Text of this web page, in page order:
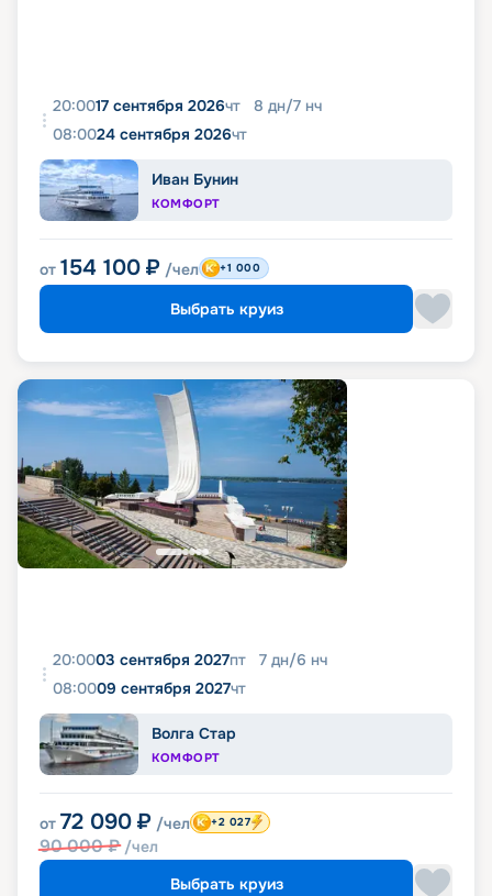
20:0017 сентября 2026чт 8 дн/7 нч
08:0024 сентября 2026чт
Иван Бунин
КОМФОРТ
от 154 100 ₽ /чел +1 000
Выбрать круиз
20:0003 сентября 2027пт 7 дн/6 нч
08:0009 сентября 2027чт
Волга Стар
КОМФОРТ
от 72 090 ₽ /чел
90 000₽ /чел
+2 027
Выбрать круиз